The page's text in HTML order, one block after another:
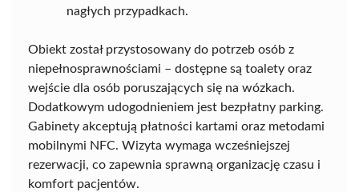
nagłych przypadkach.
Obiekt został przystosowany do potrzeb osób z
niepełnosprawnościami – dostępne są toalety oraz
wejście dla osób poruszających się na wózkach.
Dodatkowym udogodnieniem jest bezpłatny parking.
Gabinety akceptują płatności kartami oraz metodami
mobilnymi NFC. Wizyta wymaga wcześniejszej
rezerwacji, co zapewnia sprawną organizację czasu i
komfort pacjentów.